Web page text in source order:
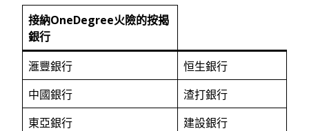
接納OneDegree火險的按揭
銀行
滙豐銀行
恒生銀行
中國銀行
渣打銀行
東亞銀行
建設銀行